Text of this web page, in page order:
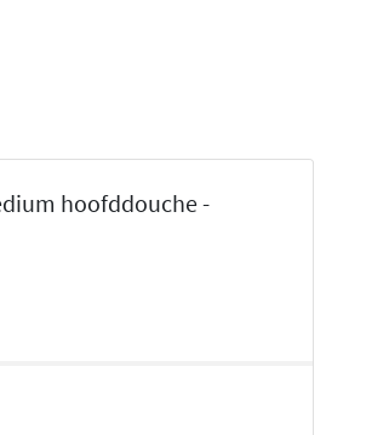
hoofddouche -